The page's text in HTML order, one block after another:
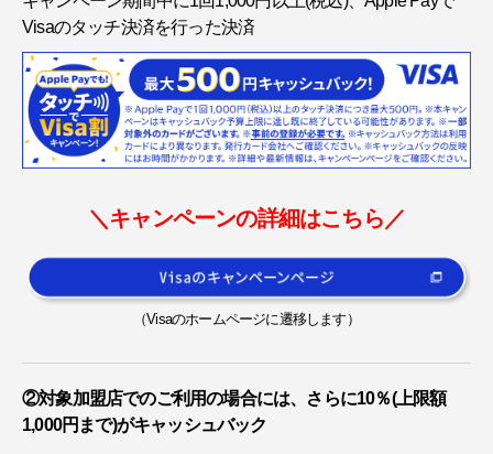
Visaのタッチ決済を行った決済
＼キャンペーンの詳細はこちら／
（Visaのホームページに遷移します）
②対象加盟店でのご利用の場合には、さらに10％(上限額
1,000円まで)がキャッシュバック